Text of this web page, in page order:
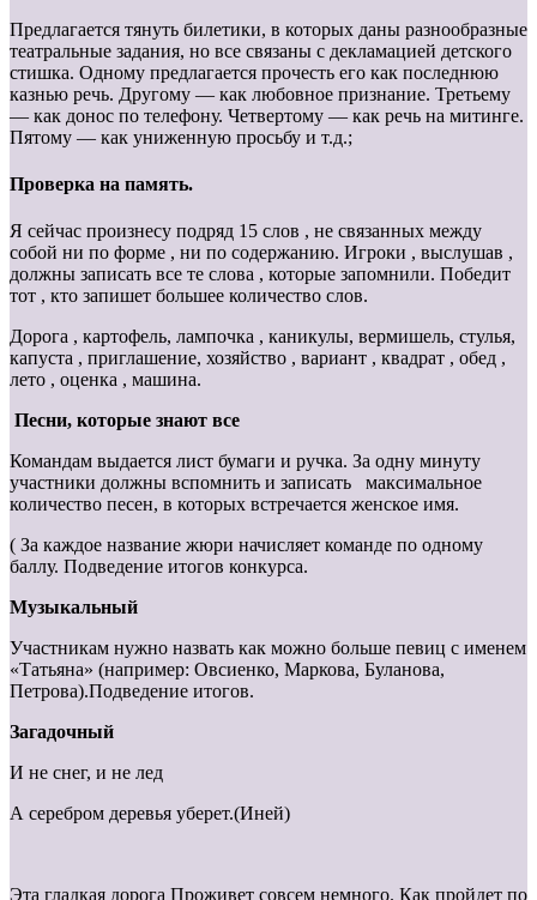
Предлагается тянуть билетики, в которых даны разнообразные
театральные задания, но все связаны с декламацией детского
стишка. Одному предлагается прочесть его как последнюю
казнью речь. Другому — как любовное признание. Третьему
— как донос по телефону. Четвертому — как речь на митинге.
Пятому — как униженную просьбу и т.д.;
Проверка на память.
Я сейчас произнесу подряд 15 слов , не связанных между
собой ни по форме , ни по содержанию. Игроки , выслушав ,
должны записать все те слова , которые запомнили. Победит
тот , кто запишет большее количество слов.
Дорога , картофель, лампочка , каникулы, вермишель, стулья,
капуста , приглашение, хозяйство , вариант , квадрат , обед ,
лето , оценка , машина.
Песни, которые знают все
Командам выдается лист бумаги и ручка. За одну минуту
участники должны вспомнить и записать максимальное
количество песен, в которых встречается женское имя.
( За каждое название жюри начисляет команде по одному
баллу. Подведение итогов конкурса.
Музыкальный
Участникам нужно назвать как можно больше певиц с именем
«Татьяна» (например: Овсиенко, Маркова, Буланова,
Петрова).Подведение итогов.
Загадочный
И не снег, и не лед
А серебром деревья уберет.(Иней)
Эта гладкая дорога Проживет совсем немного. Как пройдет по